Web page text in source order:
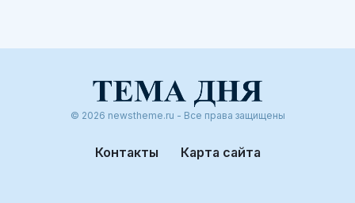
© 2026 newstheme.ru - Все права защищены
Контакты Карта сайта